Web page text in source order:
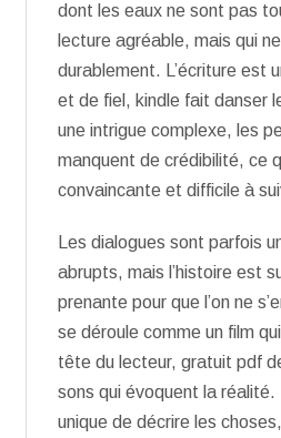
dont les eaux ne sont pas
lecture agréable, mais qui
durablement. L’écriture est
et de fiel, kindle fait danser
une intrigue complexe, les
manquent de crédibilité, ce
convaincante et difficile à
Les dialogues sont parfois
abrupts, mais l’histoire est
prenante pour que l’on ne
se déroule comme un film
tête du lecteur, gratuit pdf
sons qui évoquent la réalité.
unique de décrire les